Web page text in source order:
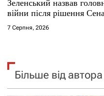
Зеленський назвав
війни після рішення
7 Серпня, 2026
Більше від автора